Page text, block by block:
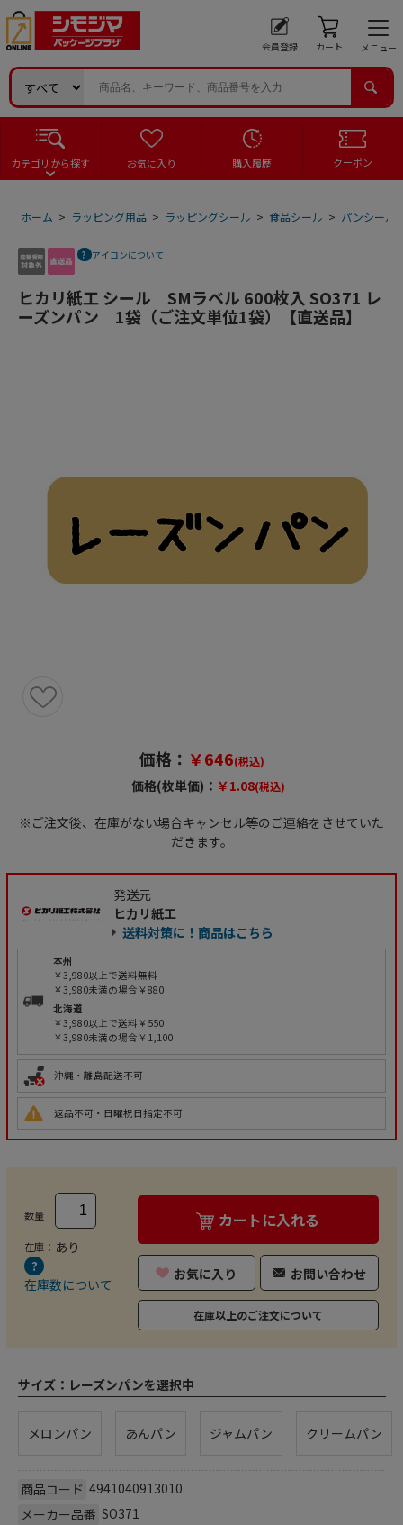
会員登録 カート メニュー
カテゴリから探す お気に入り 購入履歴 クーポン
ホーム > ラッピング用品 > ラッピングシール > 食品シール > パンシール
アイコンについて
ヒカリ紙工 シール SMラベル 600枚入 SO371 レ
ーズンパン 1袋（ご注文単位1袋）【直送品】
価格： ￥646(税込)
価格(枚単価)： ￥1.08(税込)
※ご注文後、在庫がない場合キャンセル等のご連絡をさせていた
だきます。
発送元
ヒカリ紙工
送料対策に！商品はこちら
本州
￥3,980以上で送料無料
￥3,980未満の場合￥880
北海道
￥3,980以上で送料￥550
￥3,980未満の場合￥1,100
沖縄・離島配送不可
返品不可・日曜祝日指定不可
数量
在庫： あり
在庫数について
カートに入れる
お気に入り お問い合わせ
在庫以上のご注文について
サイズ： レーズンパンを選択中
メロンパン あんパン ジャムパン クリームパン
商品コード 4941040913010
メーカー品番 SO371